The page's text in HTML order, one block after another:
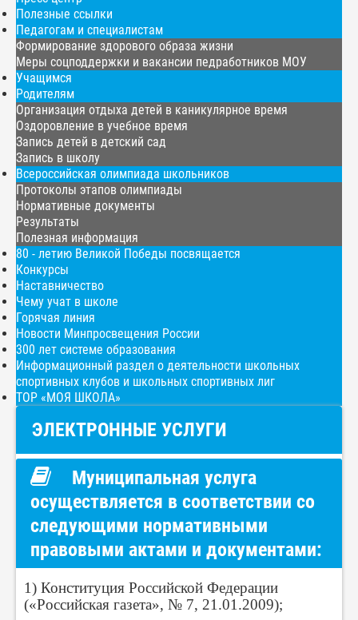
Полезные ссылки
Педагогам и специалистам
Формирование здорового образа жизни
Меры соцподдержки и вакансии педработников МОУ
Учащимся
Родителям
Организация отдыха детей в каникулярное время
Оздоровление в учебное время
Запись детей в детский сад
Запись в школу
Всероссийская олимпиада школьников
Протоколы этапов олимпиады
Нормативные документы
Результаты
Полезная информация
80 - летию Великой Победы посвящается
Конкурсы
Наставничество
Чему учат в школе
Горячая линия
Новости Минпросвещения России
300 лет системе образования
Информационный раздел о деятельности школьных
спортивных клубов и школьных спортивных лиг
ТОР «МОЯ ШКОЛА»
ЭЛЕКТРОННЫЕ УСЛУГИ
Муниципальная услуга
осуществляется в соответствии со
следующими нормативными
правовыми актами и документами:
1) Конституция Российской Федерации
(«Российская газета», № 7, 21.01.2009);